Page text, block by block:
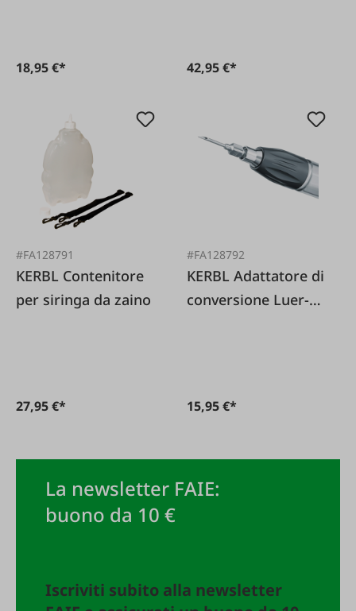
18,95 €* 42,95 €*
#FA128791
KERBL Contenitore
per siringa da zaino
27,95 €*
#FA128792
KERBL Adattatore di
conversione Luer-
15,95 €*
La newsletter FAIE:
buono da 10 €
Iscriviti subito alla newsletter